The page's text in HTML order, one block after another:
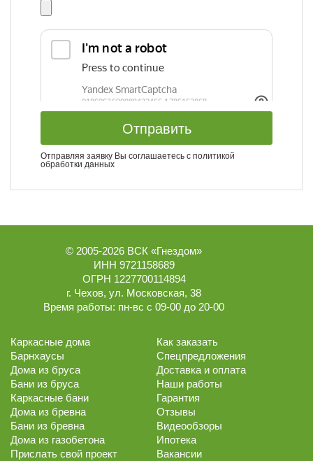
Отправить
Отправляя заявку Вы соглашаетесь с политикой
обработки данных
© 2005-2026 ВСК «Гнездом»
ИНН 9721158689
ОГРН 1227700114894
г. Чехов, ул. Московская, 38
Время работы: пн-вс с 09-00 до 20-00
Каркасные дома
Барнхаусы
Дома из бруса
Бани из бруса
Каркасные бани
Дома из бревна
Бани из бревна
Дома из газобетона
Прислать свой проект
Как заказать
Спецпредложения
Доставка и оплата
Наши работы
Гарантия
Отзывы
Видеообзоры
Ипотека
Вакансии